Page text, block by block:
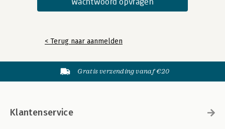
< Terug naar aanmelden
Gratis verzending vanaf €20
Klantenservice